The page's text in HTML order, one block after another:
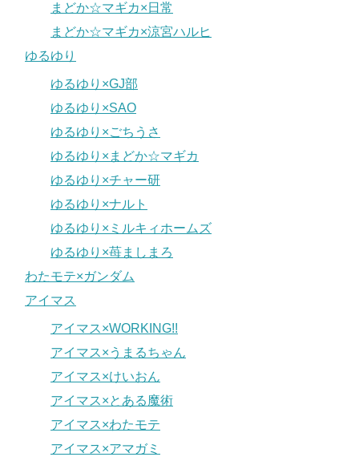
まどか☆マギカ×日常
まどか☆マギカ×涼宮ハルヒ
ゆるゆり
ゆるゆり×GJ部
ゆるゆり×SAO
ゆるゆり×ごちうさ
ゆるゆり×まどか☆マギカ
ゆるゆり×チャー研
ゆるゆり×ナルト
ゆるゆり×ミルキィホームズ
ゆるゆり×苺ましまろ
わたモテ×ガンダム
アイマス
アイマス×WORKING!!
アイマス×うまるちゃん
アイマス×けいおん
アイマス×とある魔術
アイマス×わたモテ
アイマス×アマガミ